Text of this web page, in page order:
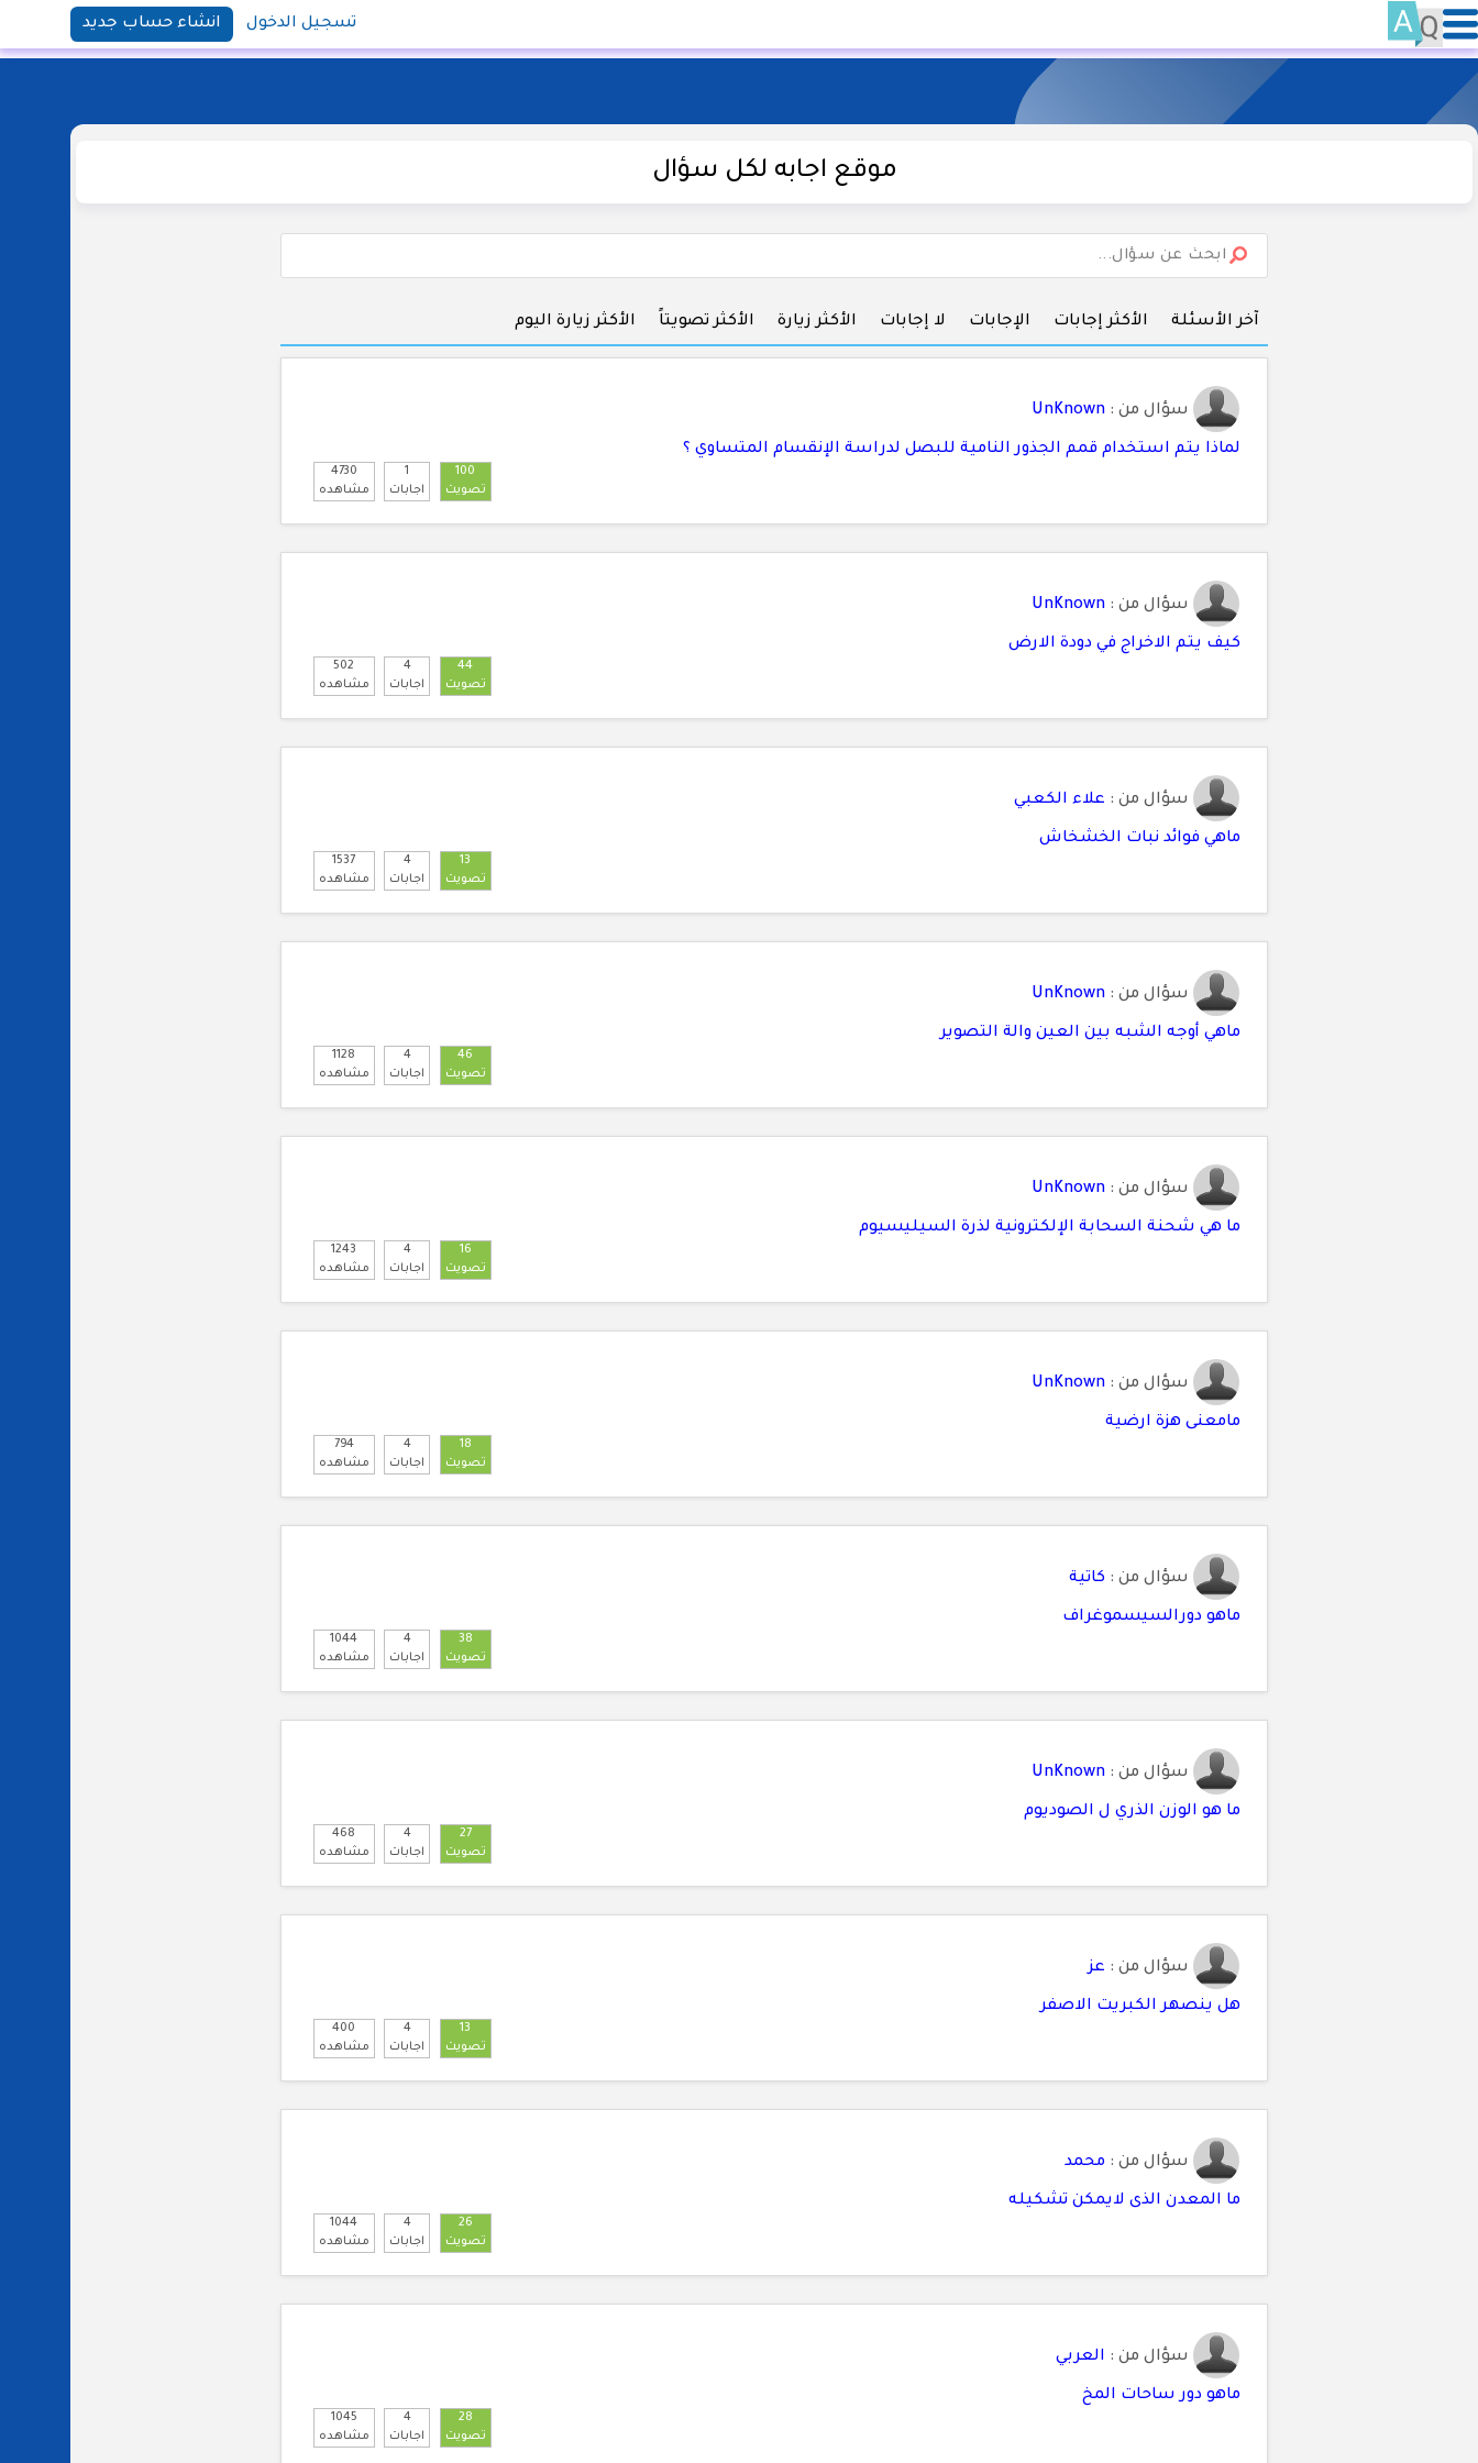
تسجيل الدخول انشاء حساب جديد
موقع اجابه لكل سؤال
آخر الأسئلة الأكثر إجابات الإجابات لا إجابات الأكثر زيارة الأكثر تصويتاً الأكثر زيارة اليوم
سؤال من : UnKnown
لماذا يتم استخدام قمم الجذور النامية للبصل لدراسة الإنقسام المتساوي ؟
4730
مشاهده
1
اجابات
100
تصويت
سؤال من : UnKnown
كيف يتم الاخراج في دودة الارض
502
مشاهده
4
اجابات
44
تصويت
سؤال من : علاء الكعبي
ماهي فوائد نبات الخشخاش
1537
مشاهده
4
اجابات
13
تصويت
سؤال من : UnKnown
ماهي أوجه الشبه بين العين والة التصوير
1128
مشاهده
4
اجابات
46
تصويت
سؤال من : UnKnown
ما هي شحنة السحابة الإلكترونية لذرة السيليسيوم
1243
مشاهده
4
اجابات
16
تصويت
سؤال من : UnKnown
مامعنى هزة ارضية
794
مشاهده
4
اجابات
18
تصويت
سؤال من : كاتية
ماهو دورالسيسموغراف
1044
مشاهده
4
اجابات
38
تصويت
سؤال من : UnKnown
ما هو الوزن الذري ل الصوديوم
468
مشاهده
4
اجابات
27
تصويت
سؤال من : عز
هل ينصهر الكبريت الاصفر
400
مشاهده
4
اجابات
13
تصويت
سؤال من : محمد
ما المعدن الذى لايمكن تشكيله
1044
مشاهده
4
اجابات
26
تصويت
سؤال من : العربي
ماهو دور ساحات المخ
1045
مشاهده
4
اجابات
28
تصويت